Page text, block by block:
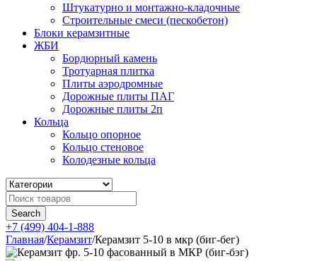
Штукатурно и монтажно-кладочные
Строительные смеси (пескобетон)
Блоки керамзитные
ЖБИ
Бордюрный камень
Тротуарная плитка
Плиты аэродромные
Дорожные плиты ПАГ
Дорожные плиты 2п
Кольца
Кольцо опорное
Кольцо стеновое
Колодезные кольца
+7 (499) 404-1-888
Главная/Керамзит/Керамзит 5-10 в мкр (биг-бег)